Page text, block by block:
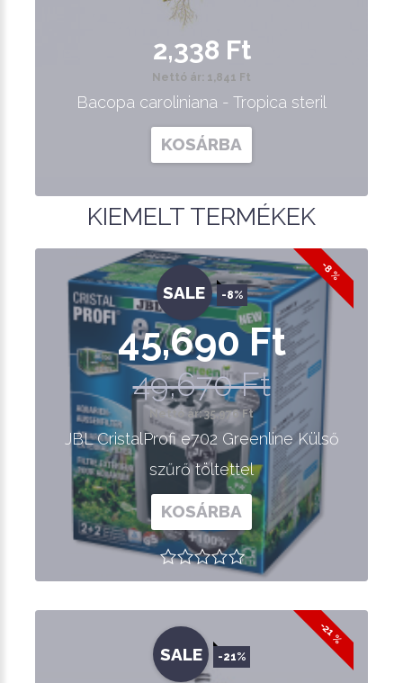
2,338 Ft
Nettó ár: 1,841 Ft
Bacopa caroliniana - Tropica steril
KOSÁRBA
KIEMELT TERMÉKEK
-8 %
SALE -8%
45,690 Ft
49,670 Ft
Nettó ár: 35,976 Ft
JBL CristalProfi e702 Greenline Külső
szűrő töltettel
KOSÁRBA
-21 %
SALE -21%